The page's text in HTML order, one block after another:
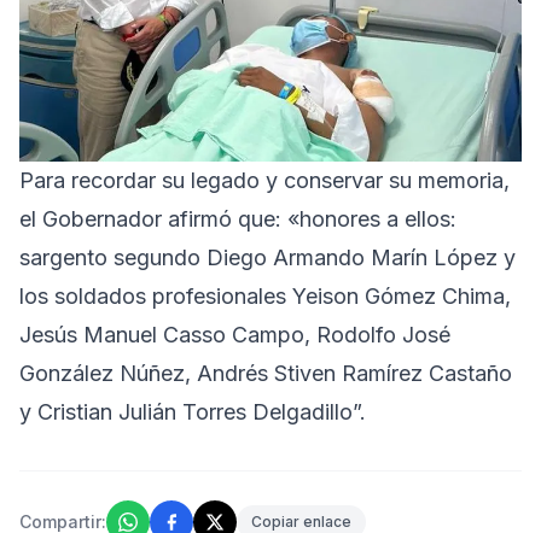
Para recordar su legado y conservar su memoria,
el Gobernador afirmó que: «honores a ellos:
sargento segundo Diego Armando Marín López y
los soldados profesionales Yeison Gómez Chima,
Jesús Manuel Casso Campo, Rodolfo José
González Núñez, Andrés Stiven Ramírez Castaño
y Cristian Julián Torres Delgadillo”.
Compartir: Copiar enlace